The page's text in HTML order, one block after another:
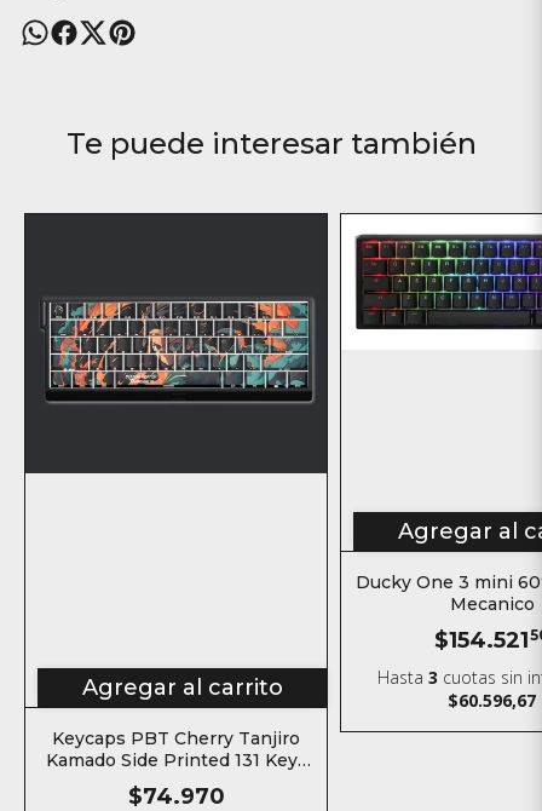
Te puede interesar también
Agregar al carrito
Keycaps PBT Cherry Tanjiro
Kamado Side Printed 131 Keys
Kimetsu no yaiba
$74.970
Agregar al
Ducky One 3 mini
Mecanico
$154.521
Hasta3 cuotas sin
$60.596,67